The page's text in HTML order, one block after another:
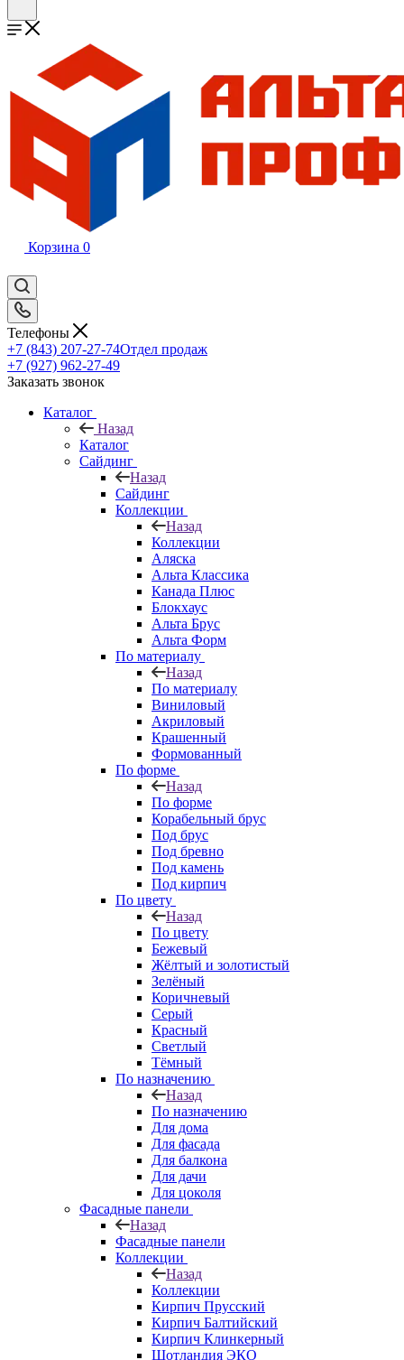
Корзина 0
Телефоны
+7 (843) 207-27-74Отдел продаж
+7 (927) 962-27-49
Заказать звонок
Каталог
Назад
Каталог
Сайдинг
Назад
Сайдинг
Коллекции
Назад
Коллекции
Аляска
Альта Классика
Канада Плюс
Блокхаус
Альта Брус
Альта Форм
По материалу
Назад
По материалу
Виниловый
Акриловый
Крашенный
Формованный
По форме
Назад
По форме
Корабельный брус
Под брус
Под бревно
Под камень
Под кирпич
По цвету
Назад
По цвету
Бежевый
Жёлтый и золотистый
Зелёный
Коричневый
Серый
Красный
Светлый
Тёмный
По назначению
Назад
По назначению
Для дома
Для фасада
Для балкона
Для дачи
Для цоколя
Фасадные панели
Назад
Фасадные панели
Коллекции
Назад
Коллекции
Кирпич Прусский
Кирпич Балтийский
Кирпич Клинкерный
Шотландия ЭКО